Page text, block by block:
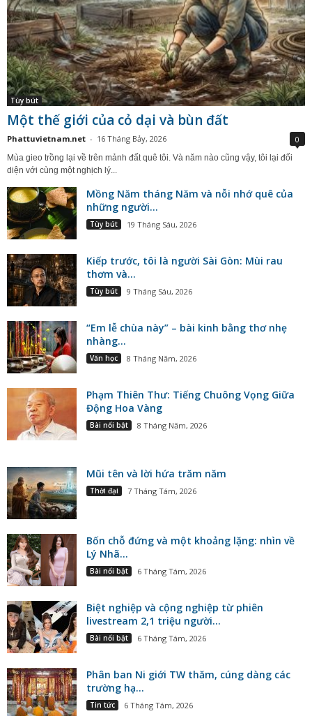
Tùy bút
Một thế giới của cỏ dại và bùn đất
Phattuvietnam.net - 16 Tháng Bảy, 2026 0
Mùa gieo trồng lại về trên mảnh đất quê tôi. Và năm nào cũng vậy, tôi lại đối
diện với cùng một nghịch lý...
Mồng Năm tháng Năm và nỗi nhớ quê của
những người...
Tùy bút 19 Tháng Sáu, 2026
Kiếp trước, tôi là người Sài Gòn: Mùi rau
thơm và...
Tùy bút 9 Tháng Sáu, 2026
“Em lễ chùa này” – bài kinh bằng thơ nhẹ
nhàng...
Văn học 8 Tháng Năm, 2026
Phạm Thiên Thư: Tiếng Chuông Vọng Giữa
Động Hoa Vàng
Bài nổi bật 8 Tháng Năm, 2026
Mũi tên và lời hứa trăm năm
Thời đại 7 Tháng Tám, 2026
Bốn chỗ đứng và một khoảng lặng: nhìn về
Lý Nhã...
Bài nổi bật 6 Tháng Tám, 2026
Biệt nghiệp và cộng nghiệp từ phiên
livestream 2,1 triệu người...
Bài nổi bật 6 Tháng Tám, 2026
Phân ban Ni giới TW thăm, cúng dàng các
trường hạ...
Tin tức 6 Tháng Tám, 2026